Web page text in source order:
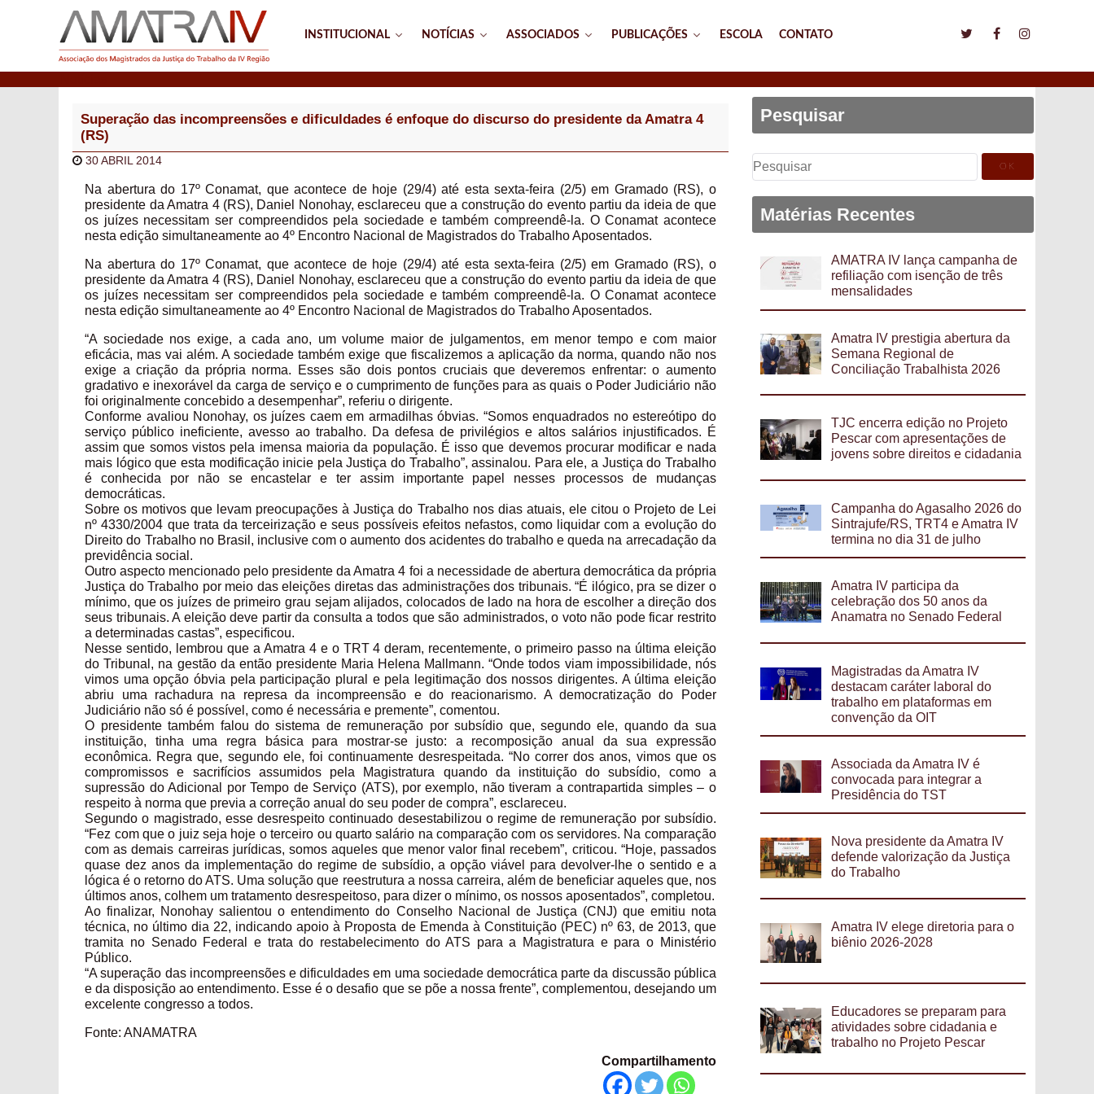
INSTITUCIONAL NOTÍCIAS ASSOCIADOS PUBLICAÇÕES ESCOLA CONTATO
Superação das incompreensões e dificuldades é enfoque do discurso do presidente da Amatra 4
(RS)
30 ABRIL 2014
Na abertura do 17º Conamat, que acontece de hoje (29/4) até esta sexta-feira (2/5) em Gramado (RS), o
presidente da Amatra 4 (RS), Daniel Nonohay, esclareceu que a construção do evento partiu da ideia de que
os juízes necessitam ser compreendidos pela sociedade e também compreendê-la. O Conamat acontece
nesta edição simultaneamente ao 4º Encontro Nacional de Magistrados do Trabalho Aposentados.
Na abertura do 17º Conamat, que acontece de hoje (29/4) até esta sexta-feira (2/5) em Gramado (RS), o
presidente da Amatra 4 (RS), Daniel Nonohay, esclareceu que a construção do evento partiu da ideia de que
os juízes necessitam ser compreendidos pela sociedade e também compreendê-la. O Conamat acontece
nesta edição simultaneamente ao 4º Encontro Nacional de Magistrados do Trabalho Aposentados.
“A sociedade nos exige, a cada ano, um volume maior de julgamentos, em menor tempo e com maior
eficácia, mas vai além. A sociedade também exige que fiscalizemos a aplicação da norma, quando não nos
exige a criação da própria norma. Esses são dois pontos cruciais que deveremos enfrentar: o aumento
gradativo e inexorável da carga de serviço e o cumprimento de funções para as quais o Poder Judiciário não
foi originalmente concebido a desempenhar”, referiu o dirigente.
Conforme avaliou Nonohay, os juízes caem em armadilhas óbvias. “Somos enquadrados no estereótipo do
serviço público ineficiente, avesso ao trabalho. Da defesa de privilégios e altos salários injustificados. É
assim que somos vistos pela imensa maioria da população. É isso que devemos procurar modificar e nada
mais lógico que esta modificação inicie pela Justiça do Trabalho”, assinalou. Para ele, a Justiça do Trabalho
é conhecida por não se encastelar e ter assim importante papel nesses processos de mudanças
democráticas.
Sobre os motivos que levam preocupações à Justiça do Trabalho nos dias atuais, ele citou o Projeto de Lei
nº 4330/2004 que trata da terceirização e seus possíveis efeitos nefastos, como liquidar com a evolução do
Direito do Trabalho no Brasil, inclusive com o aumento dos acidentes do trabalho e queda na arrecadação da
previdência social.
Outro aspecto mencionado pelo presidente da Amatra 4 foi a necessidade de abertura democrática da própria
Justiça do Trabalho por meio das eleições diretas das administrações dos tribunais. “É ilógico, pra se dizer o
mínimo, que os juízes de primeiro grau sejam alijados, colocados de lado na hora de escolher a direção dos
seus tribunais. A eleição deve partir da consulta a todos que são administrados, o voto não pode ficar restrito
a determinadas castas”, especificou.
Nesse sentido, lembrou que a Amatra 4 e o TRT 4 deram, recentemente, o primeiro passo na última eleição
do Tribunal, na gestão da então presidente Maria Helena Mallmann. “Onde todos viam impossibilidade, nós
vimos uma opção óbvia pela participação plural e pela legitimação dos nossos dirigentes. A última eleição
abriu uma rachadura na represa da incompreensão e do reacionarismo. A democratização do Poder
Judiciário não só é possível, como é necessária e premente”, comentou.
O presidente também falou do sistema de remuneração por subsídio que, segundo ele, quando da sua
instituição, tinha uma regra básica para mostrar-se justo: a recomposição anual da sua expressão
econômica. Regra que, segundo ele, foi continuamente desrespeitada. “No correr dos anos, vimos que os
compromissos e sacrifícios assumidos pela Magistratura quando da instituição do subsídio, como a
supressão do Adicional por Tempo de Serviço (ATS), por exemplo, não tiveram a contrapartida simples – o
respeito à norma que previa a correção anual do seu poder de compra”, esclareceu.
Segundo o magistrado, esse desrespeito continuado desestabilizou o regime de remuneração por subsídio.
“Fez com que o juiz seja hoje o terceiro ou quarto salário na comparação com os servidores. Na comparação
com as demais carreiras jurídicas, somos aqueles que menor valor final recebem”, criticou. “Hoje, passados
quase dez anos da implementação do regime de subsídio, a opção viável para devolver-lhe o sentido e a
lógica é o retorno do ATS. Uma solução que reestrutura a nossa carreira, além de beneficiar aqueles que, nos
últimos anos, colhem um tratamento desrespeitoso, para dizer o mínimo, os nossos aposentados”, completou.
Ao finalizar, Nonohay salientou o entendimento do Conselho Nacional de Justiça (CNJ) que emitiu nota
técnica, no último dia 22, indicando apoio à Proposta de Emenda à Constituição (PEC) nº 63, de 2013, que
tramita no Senado Federal e trata do restabelecimento do ATS para a Magistratura e para o Ministério
Público.
“A superação das incompreensões e dificuldades em uma sociedade democrática parte da discussão pública
e da disposição ao entendimento. Esse é o desafio que se põe a nossa frente”, complementou, desejando um
excelente congresso a todos.
Fonte: ANAMATRA
Compartilhamento
Pesquisar
Pesquisar
por:
Matérias Recentes
AMATRA IV lança campanha de
refiliação com isenção de três
mensalidades
Amatra IV prestigia abertura da
Semana Regional de
Conciliação Trabalhista 2026
TJC encerra edição no Projeto
Pescar com apresentações de
jovens sobre direitos e cidadania
Campanha do Agasalho 2026 do
Sintrajufe/RS, TRT4 e Amatra IV
termina no dia 31 de julho
Amatra IV participa da
celebração dos 50 anos da
Anamatra no Senado Federal
Magistradas da Amatra IV
destacam caráter laboral do
trabalho em plataformas em
convenção da OIT
Associada da Amatra IV é
convocada para integrar a
Presidência do TST
Nova presidente da Amatra IV
defende valorização da Justiça
do Trabalho
Amatra IV elege diretoria para o
biênio 2026-2028
Educadores se preparam para
atividades sobre cidadania e
trabalho no Projeto Pescar